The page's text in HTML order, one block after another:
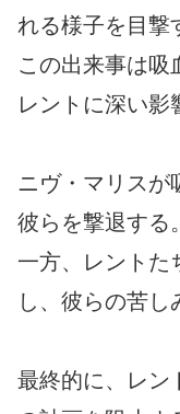
れる様子を目撃
この出来事は吸
レントに深い影
ニヴ・マリスが
彼らを撃退する。
一方、レントた
し、彼らの苦し
最終的に、レン